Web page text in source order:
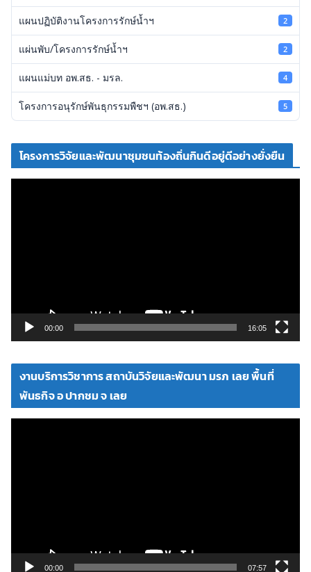
แผนปฏิบัติงานโครงการรักษ์น้ำฯ 2
แผ่นพับ/โครงการรักษ์น้ำฯ 2
แผนแม่บท อพ.สธ. - มรล. 4
โครงการอนุรักษ์พันธุกรรมพืชฯ (อพ.สธ.) 5
โครงการวิจัยและพัฒนาชุมชนท้องถิ่นกินดีอยู่ดีอย่างยั่งยืน
ดี
00:00 16:05
งานบริการวิชาการ สถาบันวิจัยและพัฒนา มรภ เลย พื้นที่
พันธกิจ อ ปากชม จ เลย
00:00 07:57